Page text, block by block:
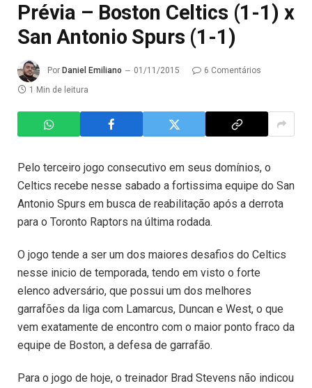
Prévia – Boston Celtics (1-1) x
San Antonio Spurs (1-1)
Por Daniel Emiliano 01/11/2015
6 Comentários
1 Min de leitura
Pelo terceiro jogo consecutivo em seus domínios, o
Celtics recebe nesse sabado a fortissima equipe do San
Antonio Spurs em busca de reabilitação após a derrota
para o Toronto Raptors na última rodada.
O jogo tende a ser um dos maiores desafios do Celtics
nesse inicio de temporada, tendo em visto o forte
elenco adversário, que possui um dos melhores
garrafões da liga com Lamarcus, Duncan e West, o que
vem exatamente de encontro com o maior ponto fraco da
equipe de Boston, a defesa de garrafão.
Para o jogo de hoje, o treinador Brad Stevens não indicou